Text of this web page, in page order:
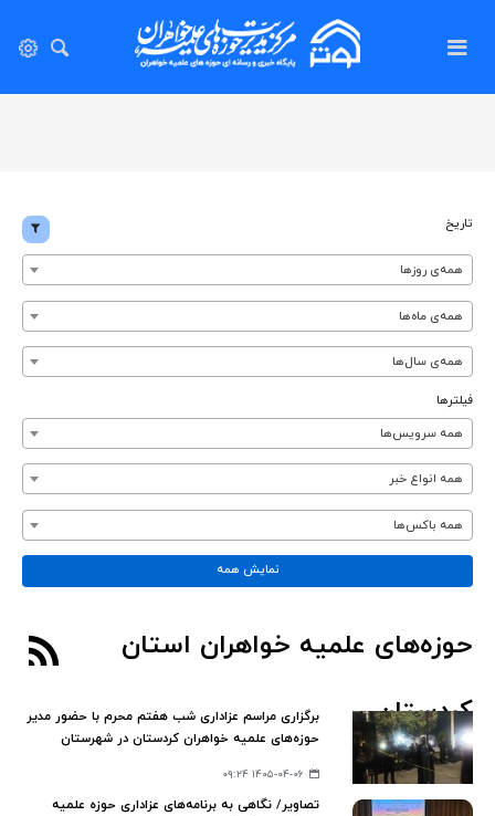
حوزه‌های علمیه خواهران استان
کردستان
برگزاری مراسم عزاداری شب هفتم محرم با حضور مدیر
حوزه‌های علمیه خواهران کردستان در شهرستان
۱۴۰۵-۰۴-۰۶ ۰۹:۲۴
تصاویر/ نگاهی به برنامه‌های عزاداری حوزه علمیه
تاریخ
همه‌ی روزها
همه‌ی ماه‌ها
همه‌ی سال‌ها
فیلترها
همه سرویس‌ها
همه انواع خبر
همه باکس‌ها
نمایش همه